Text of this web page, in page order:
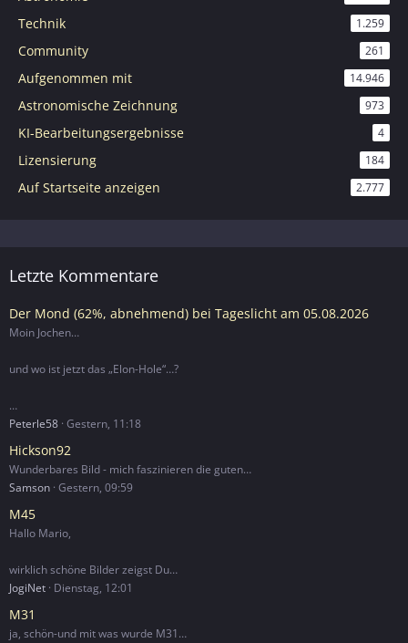
Technik 1.259
Community 261
Aufgenommen mit 14.946
Astronomische Zeichnung 973
KI-Bearbeitungsergebnisse 4
Lizensierung 184
Auf Startseite anzeigen 2.777
Letzte Kommentare
Der Mond (62%, abnehmend) bei Tageslicht am 05.08.2026
Moin Jochen…
und wo ist jetzt das „Elon-Hole“…?
…
Peterle58 Gestern, 11:18
Hickson92
Wunderbares Bild - mich faszinieren die guten…
Samson Gestern, 09:59
M45
Hallo Mario,
wirklich schöne Bilder zeigst Du…
JogiNet Dienstag, 12:01
M31
ja, schön-und mit was wurde M31…